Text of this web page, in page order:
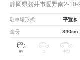
静岡県袋井市愛野南2-10-
駐車場形式 平置き
全長 340cm
軽 中型